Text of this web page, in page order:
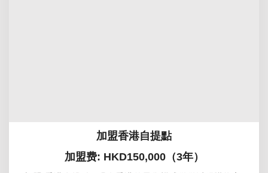
加盟香港自提點
加盟费: HKD150,000（3年）